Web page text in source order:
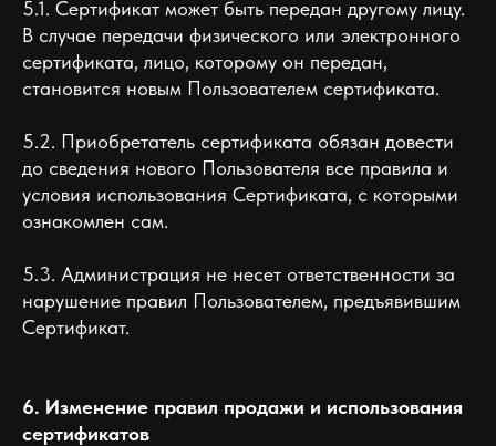
5.1. Сертификат может быть передан другому лицу.
В случае передачи физического или электронного
сертификата, лицо, которому он передан,
становится новым Пользователем сертификата.
5.2. Приобретатель сертификата обязан довести
до сведения нового Пользователя все правила и
условия использования Сертификата, с которыми
ознакомлен сам.
5.3. Администрация не несет ответственности за
нарушение правил Пользователем, предъявившим
Сертификат.
6. Изменение правил продажи и использования
сертификатов